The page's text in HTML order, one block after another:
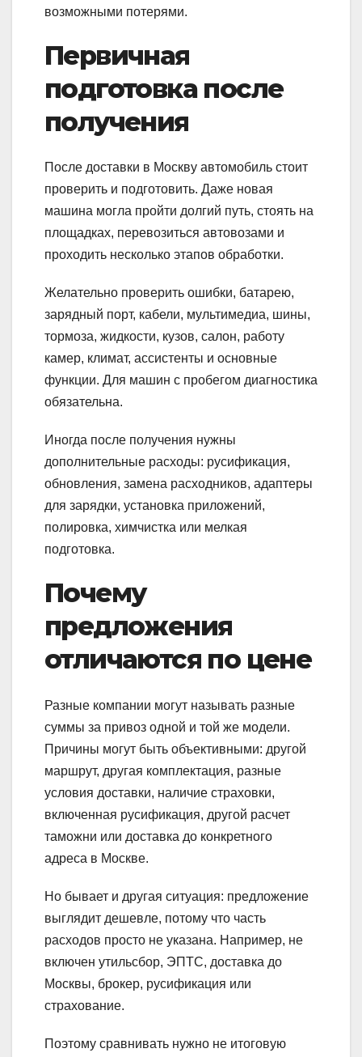
возможными потерями.
Первичная
подготовка после
получения
После доставки в Москву автомобиль стоит
проверить и подготовить. Даже новая
машина могла пройти долгий путь, стоять на
площадках, перевозиться автовозами и
проходить несколько этапов обработки.
Желательно проверить ошибки, батарею,
зарядный порт, кабели, мультимедиа, шины,
тормоза, жидкости, кузов, салон, работу
камер, климат, ассистенты и основные
функции. Для машин с пробегом диагностика
обязательна.
Иногда после получения нужны
дополнительные расходы: русификация,
обновления, замена расходников, адаптеры
для зарядки, установка приложений,
полировка, химчистка или мелкая
подготовка.
Почему
предложения
отличаются по цене
Разные компании могут называть разные
суммы за привоз одной и той же модели.
Причины могут быть объективными: другой
маршрут, другая комплектация, разные
условия доставки, наличие страховки,
включенная русификация, другой расчет
таможни или доставка до конкретного
адреса в Москве.
Но бывает и другая ситуация: предложение
выглядит дешевле, потому что часть
расходов просто не указана. Например, не
включен утильсбор, ЭПТС, доставка до
Москвы, брокер, русификация или
страхование.
Поэтому сравнивать нужно не итоговую